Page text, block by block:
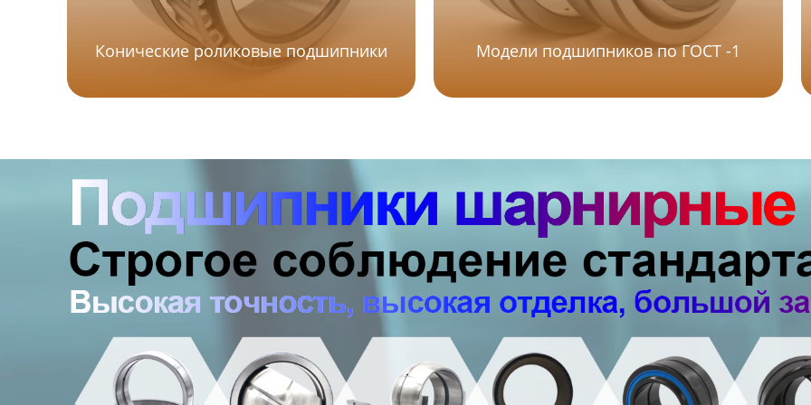
Конические роликовые подшипники Модели подшипников по ГОСТ -1